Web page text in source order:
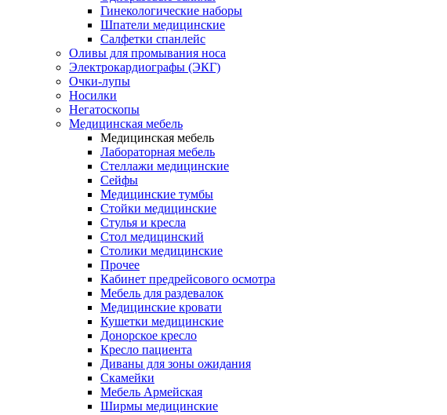
Гинекологические наборы
Шпатели медицинские
Салфетки спанлейс
Оливы для промывания носа
Электрокардиографы (ЭКГ)
Очки-лупы
Носилки
Негатоскопы
Медицинская мебель
Медицинская мебель
Лабораторная мебель
Стеллажи медицинские
Сейфы
Медицинские тумбы
Стойки медицинские
Cтулья и кресла
Стол медицинский
Столики медицинские
Прочее
Кабинет предрейсового осмотра
Мебель для раздевалок
Медицинские кровати
Кушетки медицинские
Донорское кресло
Кресло пациента
Диваны для зоны ожидания
Скамейки
Мебель Армейская
Ширмы медицинские